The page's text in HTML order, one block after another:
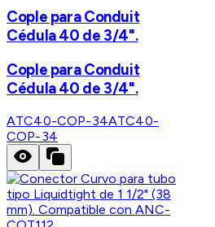
Cople para Conduit
Cédula 40 de 3/4".
Cople para Conduit
Cédula 40 de 3/4".
ATC40-COP-34ATC40-
COP-34